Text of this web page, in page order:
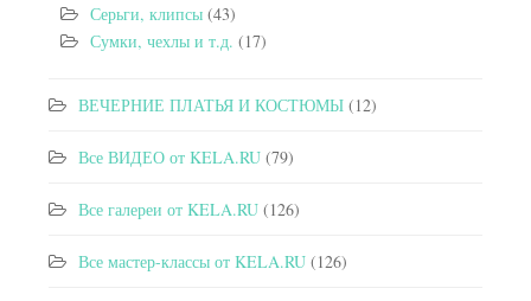
Серьги, клипсы (43)
Сумки, чехлы и т.д. (17)
ВЕЧЕРНИЕ ПЛАТЬЯ И КОСТЮМЫ (12)
Все ВИДЕО от KELA.RU (79)
Все галереи от KELA.RU (126)
Все мастер-классы от KELA.RU (126)